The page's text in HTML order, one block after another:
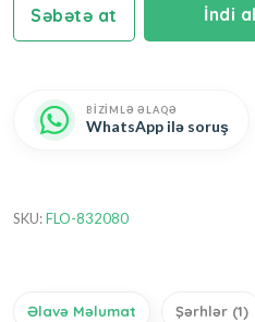
Səbətə at İndi al
BİZİMLƏ ƏLAQƏ
WhatsApp ilə soruş
SKU:FLO-832080
Əlavə Məlumat Şərhlər (1)